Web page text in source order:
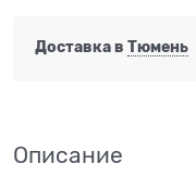
Доставка в Тюмень
Описание